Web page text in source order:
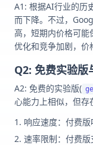
A1: 根据AI行业的历
而下降。不过，
高，短期内价格可能
优化和竞争加剧，价
Q2: 免费实验版
A2: 免费的实验版(
心能力上相似，但存
响应速度：付费
速率限制：付费